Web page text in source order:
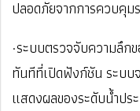
ปลอดภัยจากการควบคุ
·ระบบตรวจจับความลึ
ทันทีที่เปิดฟังก์ชัน ระบบ
แสดงผลของระดับน้ำป